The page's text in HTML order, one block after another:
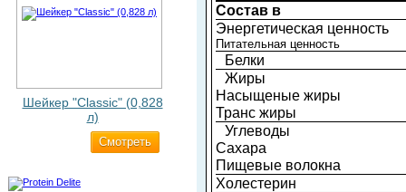
Шейкер "Classic" (0,828
л)
Cмотреть
Состав в
Энергетическая ценность
Питательная ценность
Белки
Жиры
Насыщеные жиры
Транс жиры
Углеводы
Сахара
Пищевые волокна
Холестерин